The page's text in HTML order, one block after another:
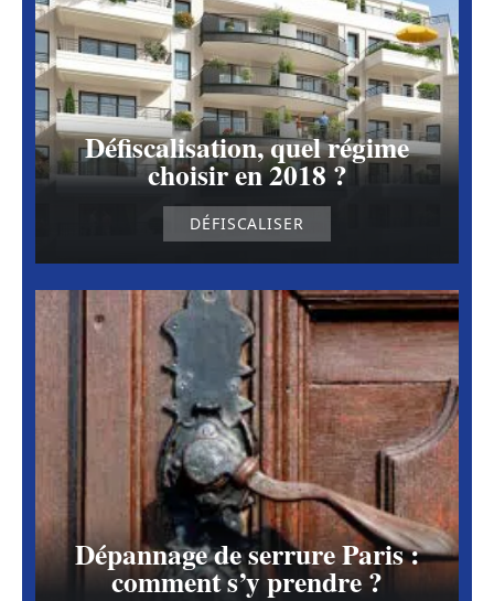
Défiscalisation, quel régime
choisir en 2018 ?
DÉFISCALISER
Dépannage de serrure Paris :
comment s’y prendre ?